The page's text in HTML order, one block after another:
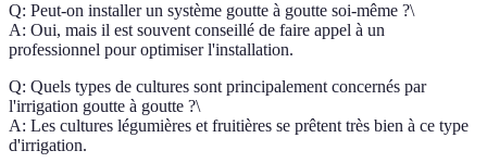
Q: Peut-on installer un système goutte à goutte soi-même ?\
A: Oui, mais il est souvent conseillé de faire appel à un
professionnel pour optimiser l'installation.
Q: Quels types de cultures sont principalement concernés par
l'irrigation goutte à goutte ?\
A: Les cultures légumières et fruitières se prêtent très bien à ce type
d'irrigation.